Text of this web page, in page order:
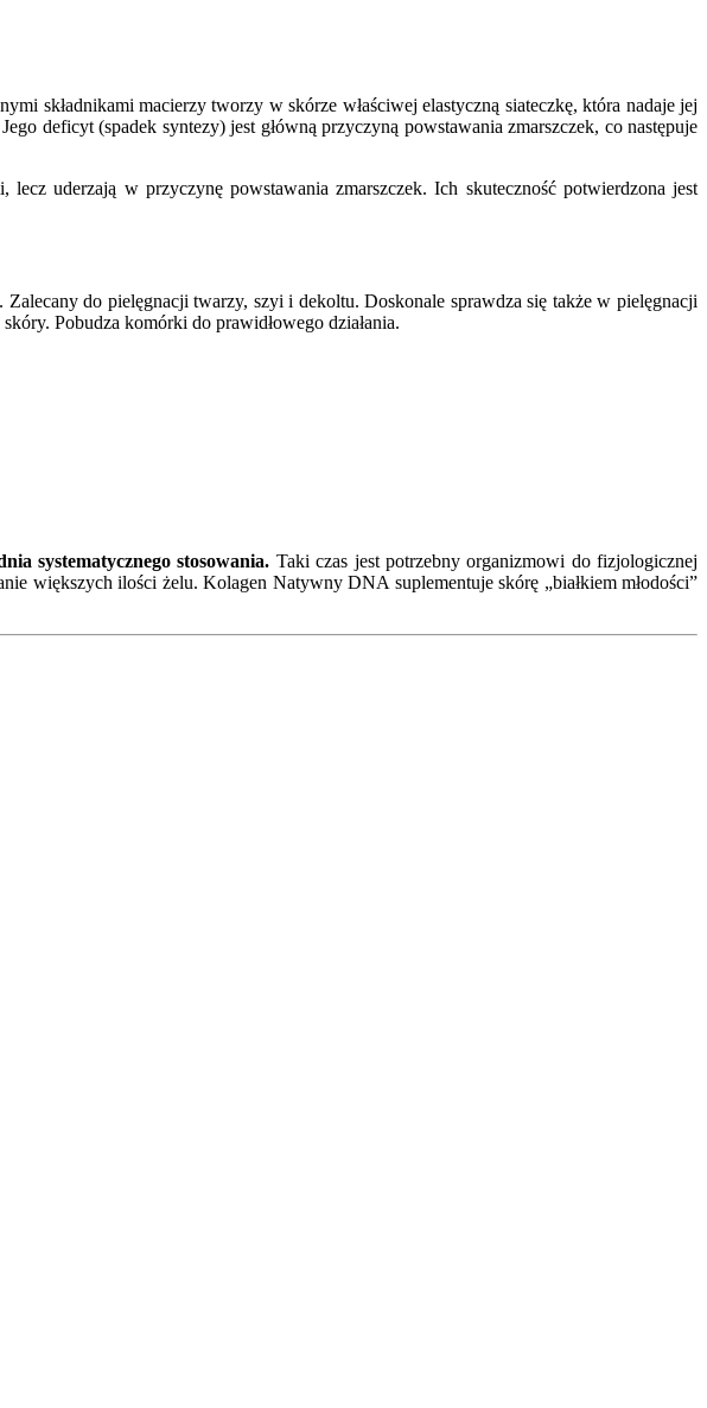
składnikami macierzy tworzy w skórze właściwej elastyczną siateczkę, która nadaje jej
deficyt (spadek syntezy) jest główną przyczyną powstawania zmarszczek, co następuje
uderzają w przyczynę powstawania zmarszczek. Ich skuteczność potwierdzona jest
do pielęgnacji twarzy, szyi i dekoltu. Doskonale sprawdza się także w pielęgnacji
Pobudza komórki do prawidłowego działania.
systematycznego stosowania. Taki czas jest potrzebny organizmowi do fizjologicznej
większych ilości żelu. Kolagen Natywny DNA suplementuje skórę „białkiem młodości”